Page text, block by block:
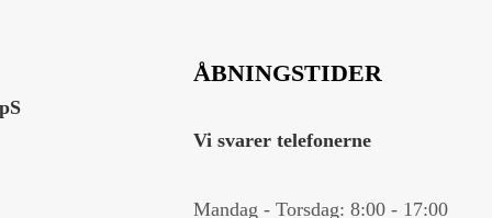
ÅBNINGSTIDER
Vi svarer telefonerne
Mandag - Torsdag: 8:00 - 17:00